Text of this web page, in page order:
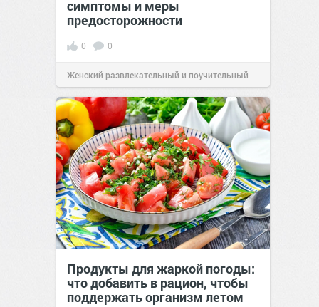
симптомы и меры
предосторожности
0 0
Женский развлекательный и поучительный
сайт.23:4206 авг 2026
Продукты для жаркой погоды:
что добавить в рацион, чтобы
поддержать организм летом